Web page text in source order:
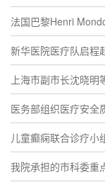
会议
法国巴黎Henri
专家来访
新华医院医疗队启程
上海市副市长沈晓明
医务部组织医疗安全
儿童癫痫联合诊疗小
我院承担的市科委重